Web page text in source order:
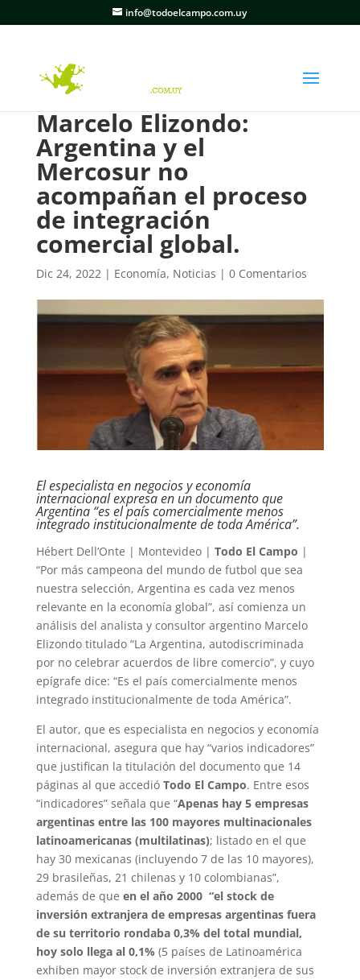
info@todoelcampo.com.uy
Marcelo Elizondo:
Argentina y el
Mercosur no
acompañan el proceso
de integración
comercial global.
Dic 24, 2022| Economía, Noticias | 0 Comentarios
El especialista en negocios y economía
internacional expresa en un documento que
Argentina “es el país comercialmente menos
integrado institucionalmente de toda América”.
Hébert Dell’Onte | Montevideo | Todo El Campo |
“Por más campeona del mundo de futbol que sea
nuestra selección, Argentina es cada vez menos
relevante en la economía global”, así comienza un
análisis del analista y consultor argentino Marcelo
Elizondo titulado “La Argentina, autodiscriminada
por no celebrar acuerdos de libre comercio”, y cuyo
epígrafe dice: “Es el país comercialmente menos
integrado institucionalmente de toda América”.
El autor, que es especialista en negocios y economía
internacional, asegura que hay “varios indicadores”
que justifican la titulación del documento que 14
páginas al que accedió Todo El Campo. Entre esos
“indicadores” señala que “Apenas hay 5 empresas
argentinas entre las 100 mayores multinacionales
latinoamericanas (multilatinas); listado en el que
hay 30 mexicanas (incluyendo 7 de las 10 mayores),
29 brasileñas, 21 chilenas y 10 colombianas”,
además de que en el año 2000 “el stock de
inversión extranjera de empresas argentinas fuera
de su territorio rondaba 0,3% del total mundial,
hoy solo llega al 0,1% (5 países de Latinoamérica
exhiben mayor stock de inversión extranjera de sus